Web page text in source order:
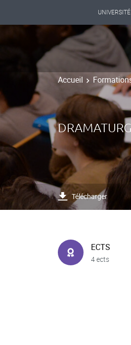
Accueil
Télécharger
ECTS
4 ects